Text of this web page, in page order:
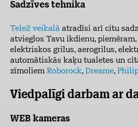
Sadzīves tehnika
Tele2 veikalā atradīsi arī citu
atvieglos Tavu ikdienu,
elektriskos grilus, aerogrilus,
automātiskās kaķu tualetes un
zīmoliem Roborock, Dreame,
Viedpalīgi darbam ar
WEB kameras